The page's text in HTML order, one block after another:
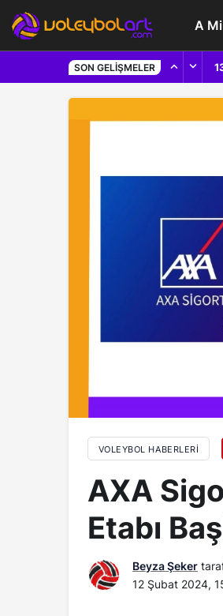
A
SON GELIŞMELER
VOLEYBOL HABERLERI
AXA
Etabı
Beyza Şeker
12 Şubat 2024,